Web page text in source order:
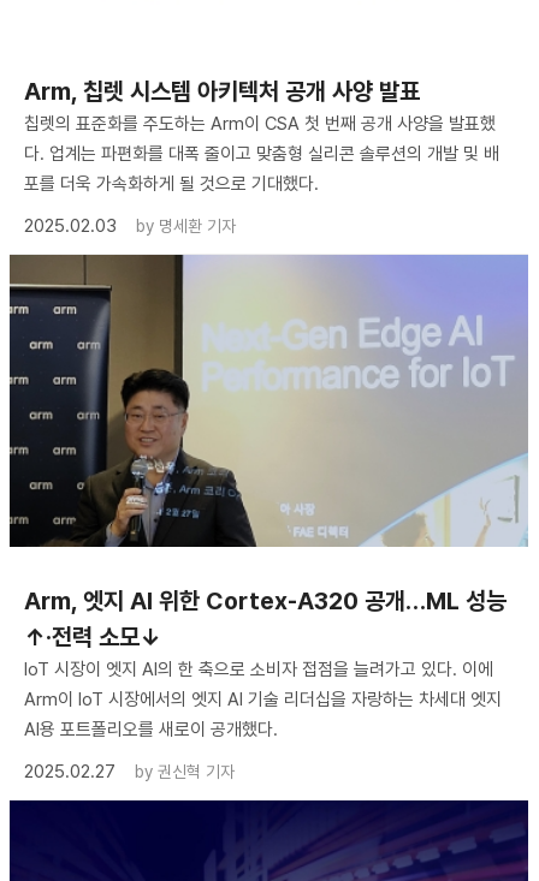
​Arm, 칩렛 시스템 아키텍처 공개 사양 발표
칩렛의 표준화를 주도하는 Arm이 CSA 첫 번째 공개 사양을 발표했
다. 업계는 파편화를 대폭 줄이고 맞춤형 실리콘 솔루션의 개발 및 배
포를 더욱 가속화하게 될 것으로 기대했다.
2025.02.03
by 명세환 기자
Arm, 엣지 AI 위한 Cortex-A320 공개…ML 성능
↑·전력 소모↓
IoT 시장이 엣지 AI의 한 축으로 소비자 접점을 늘려가고 있다. 이에
Arm이 IoT 시장에서의 엣지 AI 기술 리더십을 자랑하는 차세대 엣지
AI용 포트폴리오를 새로이 공개했다.
2025.02.27
by 권신혁 기자